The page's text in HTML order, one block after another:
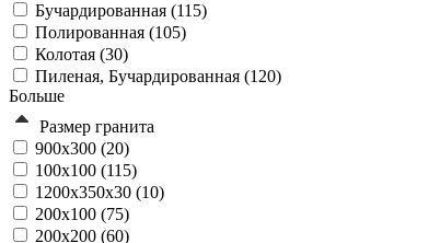
Бучардированная (115)
Полированная (105)
Колотая (30)
Пиленая, Бучардированная (120)
Больше
Размер гранита
900х300 (20)
100х100 (115)
1200x350x30 (10)
200х100 (75)
200х200 (60)